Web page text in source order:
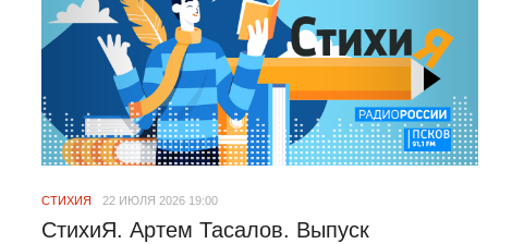
СТИХИЯ 22 ИЮЛЯ 2026 19:00
СтихиЯ. Артем Тасалов. Выпуск